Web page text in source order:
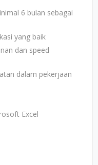
6 bulan sebagai
yang baik
dan speed
dalam pekerjaan
Excel